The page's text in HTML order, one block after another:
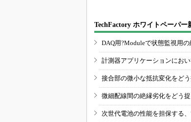
TechFactory ホワイトペーパー
DAQ用?Moduleで状態監視用
計測器アプリケーションにお
接合部の微小な抵抗変化をど
微細配線間の絶縁劣化をどう
次世代電池の性能を担保する